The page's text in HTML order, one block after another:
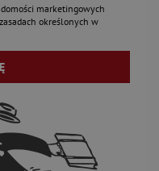
marketingowych
określonych w